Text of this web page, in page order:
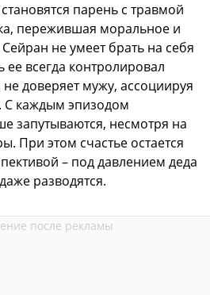
парень с травмой
пережившая моральное и
не умеет брать на себя
ее всегда контролировал
доверяет мужу, ассоциируя
С каждым эпизодом
запутываются, несмотря на
При этом счастье остается
– под давлением деда
разводятся.